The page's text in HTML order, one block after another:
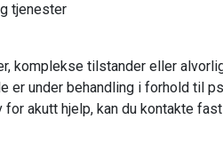
tjenester
komplekse tilstander eller
er under behandling i forhold til
for akutt hjelp, kan du kontakte